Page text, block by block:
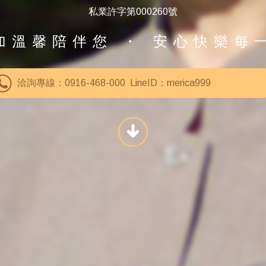
私業許字第000260號
溫馨陪伴您 ・ 安心快樂每
洽詢專線：0916-468-000 LineID：merica999